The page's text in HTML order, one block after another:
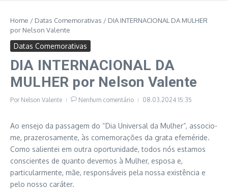
Home / Datas Comemorativas / DIA INTERNACIONAL DA MULHER
por Nelson Valente
Datas Comemorativas
DIA INTERNACIONAL DA
MULHER por Nelson Valente
Por Nelson Valente Nenhum comentário 08.03.2024 15:35
Ao ensejo da passagem do “Dia Universal da Mulher”, associo-
me, prazerosamente, às comemorações da grata efeméride.
Como salientei em outra oportunidade, todos nós estamos
conscientes de quanto devemos à Mulher, esposa e,
particularmente, mãe, responsáveis pela nossa existência e
pelo nosso caráter.